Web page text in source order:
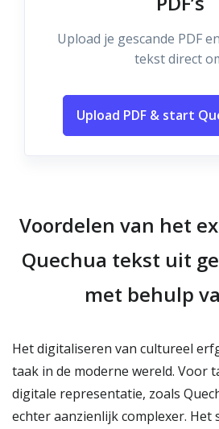
Upload je gescande PDF
tekst direct
Upload PDF & start
Voordelen van het
Quechua tekst uit
met behulp
Het digitaliseren van cultureel
taak in de moderne wereld. Voor
digitale representatie, zoals
echter aanzienlijk complexer. Het